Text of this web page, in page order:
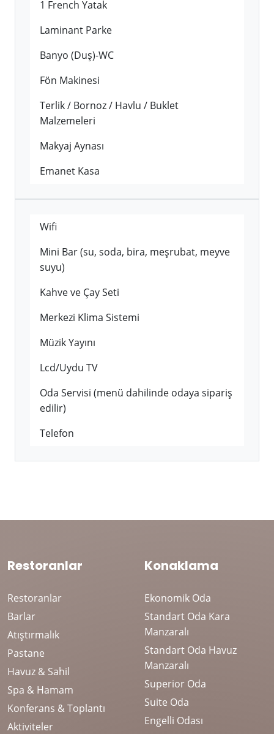
1 French Yatak
Laminant Parke
Banyo (Duş)-WC
Fön Makinesi
Terlik / Bornoz / Havlu / Buklet
Malzemeleri
Makyaj Aynası
Emanet Kasa
Wifi
Mini Bar (su, soda, bira, meşrubat, meyve
suyu)
Kahve ve Çay Seti
Merkezi Klima Sistemi
Müzik Yayını
Lcd/Uydu TV
Oda Servisi (menü dahilinde odaya sipariş
edilir)
Telefon
Restoranlar
Restoranlar
Barlar
Atıştırmalık
Pastane
Havuz & Sahil
Spa & Hamam
Konferans & Toplantı
Aktiviteler
Konaklama
Ekonomik Oda
Standart Oda Kara
Manzaralı
Standart Oda Havuz
Manzaralı
Superior Oda
Suite Oda
Engelli Odası